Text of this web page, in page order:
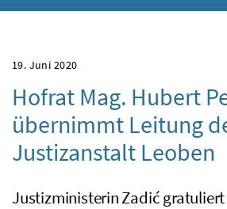
19. Juni 2020
Hofrat Mag. Hubert
übernimmt Leitung
Justizanstalt Leoben
Justizministerin Zadić